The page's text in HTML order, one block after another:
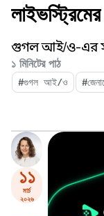
গুগল আই/ও-এর
১ মিনিটের পাঠ
#গুগল আই/ও
১১
মার্চ
২০২৬